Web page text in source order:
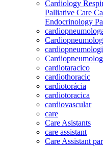
Cardiology
Palliative Care
Endocrinology
cardiotaracico
cardiothoracic
cardiotorácia
cardiotoracica
cardiovascular
care
Care Asistants
care assistant
Care Assistant